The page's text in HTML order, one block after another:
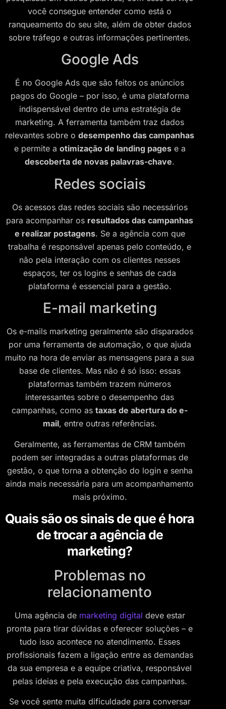
você consegue entender como está o
ranqueamento do seu site, além de obter dados
sobre tráfego e outras informações pertinentes.
Google Ads
É no Google Ads que são feitos os anúncios
pagos do Google – por isso, é uma plataforma
indispensável dentro de uma estratégia de
marketing. A ferramenta também traz dados
relevantes sobre o desempenho das campanhas
e permite a otimização de landing pagese a
descoberta de novas palavras-chave.
Redes sociais
Os acessos das redes sociais são necessários
para acompanhar os resultados das campanhas
e realizar postagens. Se a agência com que
trabalha é responsável apenas pelo conteúdo, e
não pela interação com os clientes nesses
espaços, ter os logins e senhas de cada
plataforma é essencial para a gestão.
E-mail marketing
Os e-mails marketing geralmente são disparados
por uma ferramenta de automação, o que ajuda
muito na hora de enviar as mensagens para a sua
base de clientes. Mas não é só isso: essas
plataformas também trazem números
interessantes sobre o desempenho das
campanhas, como as taxas de abertura do e-
mail, entre outras referências.
Geralmente, as ferramentas de CRM também
podem ser integradas a outras plataformas de
gestão, o que torna a obtenção do login e senha
ainda mais necessária para um acompanhamento
mais próximo.
Quais são os sinais de que é hora
de trocar a agência de
marketing?
Problemas no
relacionamento
Uma agência de marketing digital deve estar
pronta para tirar dúvidas e oferecer soluções – e
tudo isso acontece no atendimento. Esses
profissionais fazem a ligação entre as demandas
da sua empresa e a equipe criativa, responsável
pelas ideias e pela execução das campanhas.
Se você sente muita dificuldade para conversar